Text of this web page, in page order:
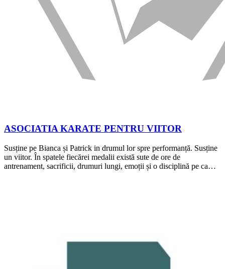
ASOCIATIA KARATE PENTRU VIITOR
Susține pe Bianca și Patrick in drumul lor spre performanță. Susține
un viitor. În spatele fiecărei medalii există sute de ore de
antrenament, sacrificii, drumuri lungi, emoții și o disciplină pe ca…